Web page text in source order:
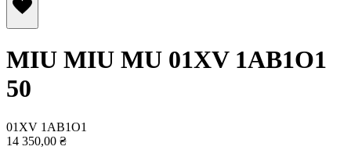
MIU MIU MU 01XV 1AB1O1
50
01XV 1AB1O1
14 350,00 ₴